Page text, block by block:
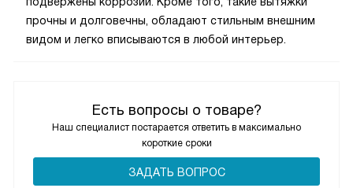
Есть вопросы о товаре?
Наш специалист постарается ответить в максимально
короткие сроки
ЗАДАТЬ ВОПРОС
прочны и долговечны, обладают стильным внешним
видом и легко вписываются в любой интерьер.